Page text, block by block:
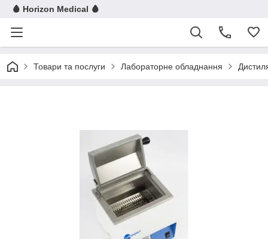
🩸 Horizon Medical 🩸
Товари та послуги Лабораторне обладнання